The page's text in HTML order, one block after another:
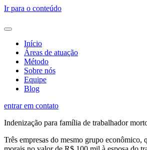
Ir para o conteúdo
Início
Áreas de atuação
Método
Sobre nós
Equipe
Blog
entrar em contato
Indenização para família de trabalhador
Três empresas do mesmo grupo econômico,